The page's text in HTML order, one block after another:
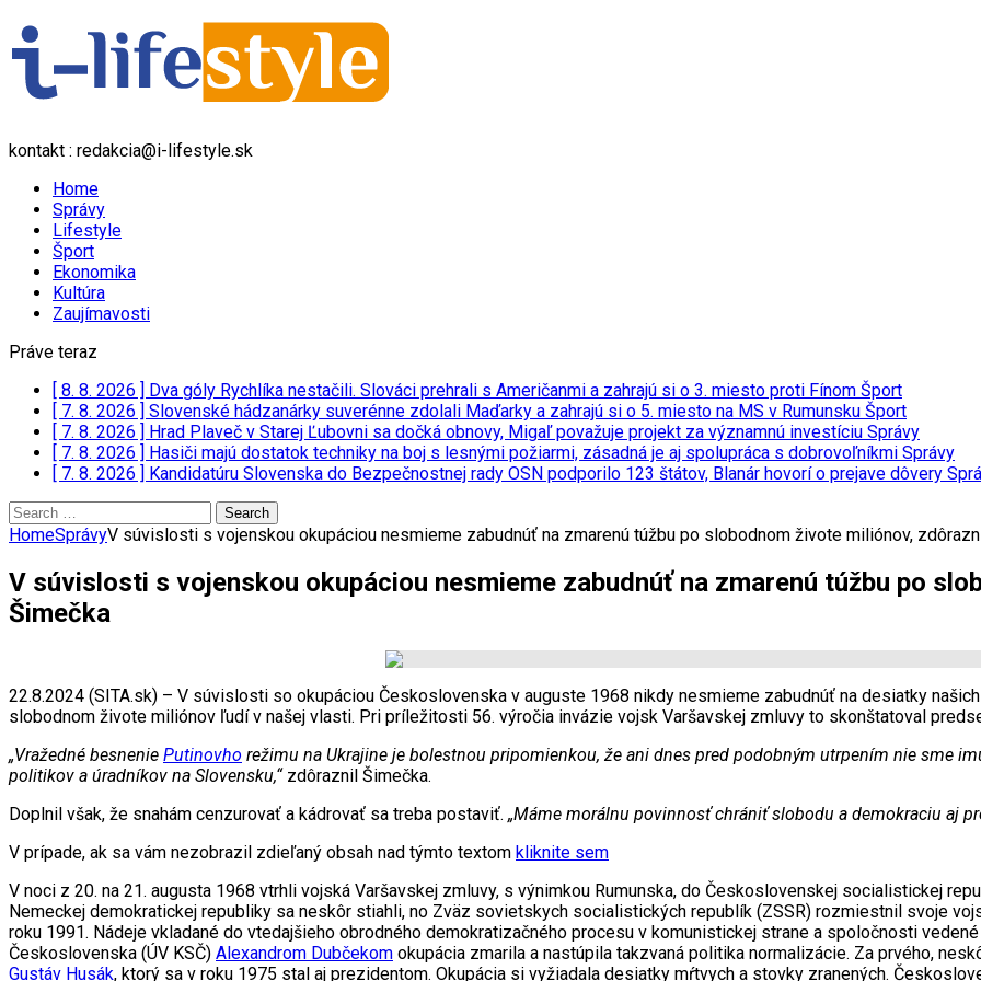
kontakt : redakcia@i-lifestyle.sk
Home
Správy
Lifestyle
Šport
Ekonomika
Kultúra
Zaujímavosti
Práve teraz
[ 8. 8. 2026 ] Dva góly Rychlíka nestačili. Slováci prehrali s Američanmi a zahrajú si o 3. miesto proti Fínom Šport
[ 7. 8. 2026 ] Slovenské hádzanárky suverénne zdolali Maďarky a zahrajú si o 5. miesto na MS v Rumunsku Šport
[ 7. 8. 2026 ] Hrad Plaveč v Starej Ľubovni sa dočká obnovy, Migaľ považuje projekt za významnú investíciu Správy
[ 7. 8. 2026 ] Hasiči majú dostatok techniky na boj s lesnými požiarmi, zásadná je aj spolupráca s dobrovoľníkmi Správy
[ 7. 8. 2026 ] Kandidatúru Slovenska do Bezpečnostnej rady OSN podporilo 123 štátov, Blanár hovorí o prejave dôvery
Search
for:
HomeSprávyV súvislosti s vojenskou okupáciou nesmieme zabudnúť na zmarenú túžbu po slobodnom živote miliónov,
V súvislosti s vojenskou okupáciou nesmieme zabudnúť na zmarenú túžbu po
Šimečka
22.8.2024 (SITA.sk) – V súvislosti so okupáciou Československa v auguste 1968 nikdy nesmieme zabudnúť na desiatky
slobodnom živote miliónov ľudí v našej vlasti. Pri príležitosti 56. výročia invázie vojsk Varšavskej zmluvy to skonštatoval
„Vražedné besnenie Putinovho režimu na Ukrajine je bolestnou pripomienkou, že ani dnes pred podobným utrpením nie sme
politikov a úradníkov na Slovensku,“zdôraznil Šimečka.
Doplnil však, že snahám cenzurovať a kádrovať sa treba postaviť. „Máme morálnu povinnosť chrániť slobodu a demokraciu aj
V prípade, ak sa vám nezobrazil zdieľaný obsah nad týmto textom kliknite sem
V noci z 20. na 21. augusta 1968 vtrhli vojská Varšavskej zmluvy, s výnimkou Rumunska, do Československej socialistickej
Nemeckej demokratickej republiky sa neskôr stiahli, no Zväz sovietskych socialistických republík (ZSSR) rozmiestnil svoje
roku 1991. Nádeje vkladané do vtedajšieho obrodného demokratizačného procesu v komunistickej strane a spoločnosti
Československa (ÚV KSČ) Alexandrom Dubčekom okupácia zmarila a nastúpila takzvaná politika normalizácie. Za prvého,
Gustáv Husák, ktorý sa v roku 1975 stal aj prezidentom. Okupácia si vyžiadala desiatky mŕtvych a stovky zranených.